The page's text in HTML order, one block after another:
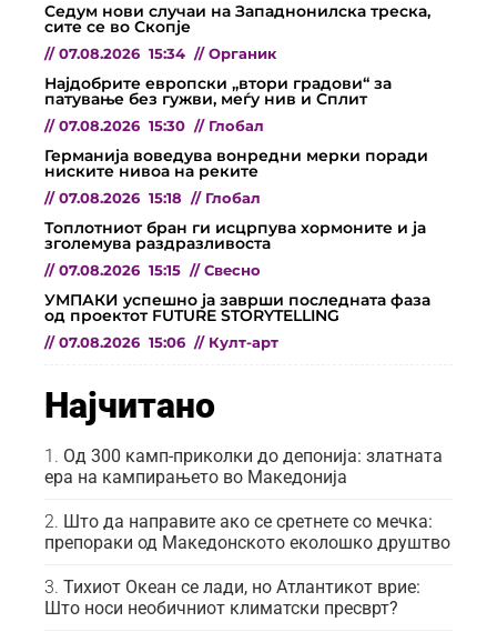
Седум нови случаи на Западнонилска треска,
сите се во Скопје
// 07.08.2026 15:34 // Органик
Најдобрите европски „втори градови“ за
патување без гужви, меѓу нив и Сплит
// 07.08.2026 15:30 // Глобал
Германија воведува вонредни мерки поради
ниските нивоа на реките
// 07.08.2026 15:18 // Глобал
Топлотниот бран ги исцрпува хормоните и ја
зголемува раздразливоста
// 07.08.2026 15:15 // Свесно
УМПАКИ успешно ја заврши последната фаза
од проектот FUTURE STORYTELLING
// 07.08.2026 15:06 // Култ-арт
Најчитано
Од 300 камп-приколки до депонија: златната
ера на кампирањето во Македонија
Што да направите ако се сретнете со мечка:
препораки од Македонското еколошко друштво
Тихиот Океан се лади, но Атлантикот врие:
Што носи необичниот климатски пресврт?